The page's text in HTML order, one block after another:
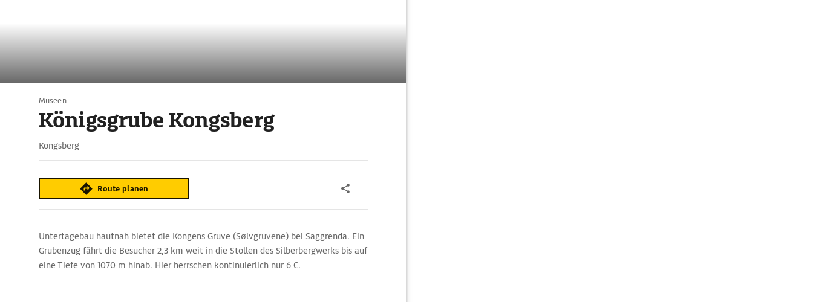
Museen
Königsgrube Kongsberg
Kongsberg
Route planen
Untertagebau hautnah bietet die Kongens Gruve (Sølvgruvene) bei Saggrenda. Ein
Grubenzug fährt die Besucher 2,3 km weit in die Stollen des Silberbergwerks bis auf
eine Tiefe von 1070 m hinab. Hier herrschen kontinuierlich nur 6 C.